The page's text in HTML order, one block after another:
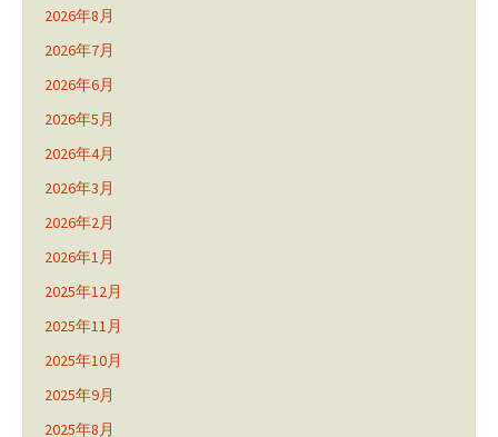
2026年8月
2026年7月
2026年6月
2026年5月
2026年4月
2026年3月
2026年2月
2026年1月
2025年12月
2025年11月
2025年10月
2025年9月
2025年8月